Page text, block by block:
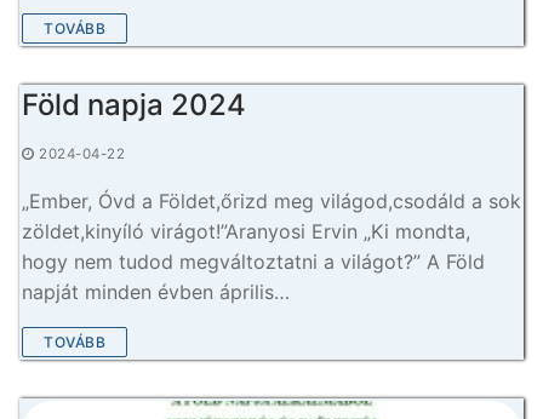
TOVÁBB
Föld napja 2024
2024-04-22
„Ember, Óvd a Földet,őrizd meg világod,csodáld a sok
zöldet,kinyíló virágot!”Aranyosi Ervin „Ki mondta,
hogy nem tudod megváltoztatni a világot?” A Föld
napját minden évben április…
TOVÁBB